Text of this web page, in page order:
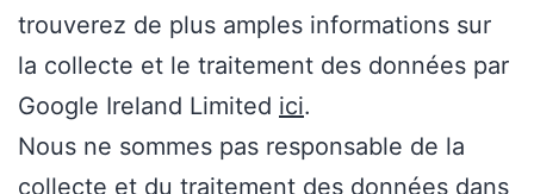
trouverez de plus amples informations sur
la collecte et le traitement des données par
Google Ireland Limited ici.
Nous ne sommes pas responsable de la
collecte et du traitement des données dans